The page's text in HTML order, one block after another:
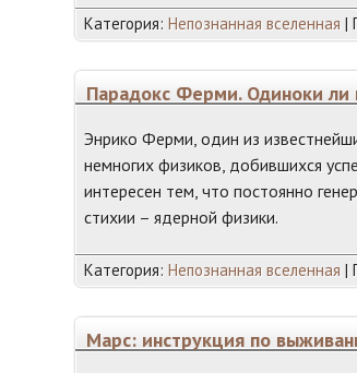
Категория:Непознанная вселенная |
Парадокс Ферми. Одиноки ли
Энрико Ферми, один из
немногих физиков, добившихся
интересен тем, что постоянно
стихии – ядерной физики.
Категория:Непознанная вселенная |
Марс: инструкция по